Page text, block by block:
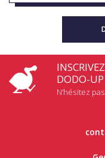
DODO-UP
N’hésitez